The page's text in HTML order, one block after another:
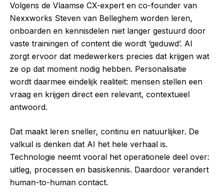
Volgens de Vlaamse CX-expert en co-founder van
Nexxworks Steven van Belleghem worden leren,
onboarden en kennisdelen niet langer gestuurd door
vaste trainingen of content die wordt ‘geduwd’. AI
zorgt ervoor dat medewerkers precies dat krijgen wat
ze op dat moment nodig hebben. Personalisatie
wordt daarmee eindelijk realiteit: mensen stellen een
vraag en krijgen direct een relevant, contextueel
antwoord.
Dat maakt leren sneller, continu en natuurlijker. De
valkuil is denken dat AI het hele verhaal is.
Technologie neemt vooral het operationele deel over:
uitleg, processen en basiskennis. Daardoor verandert
human-to-human contact.